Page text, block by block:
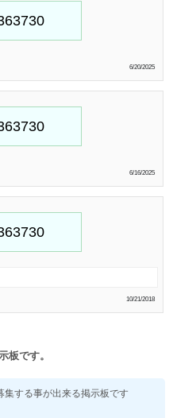
6/20/2025
6/16/2025
10/21/2018
板です。
集する事が出来る掲示板です